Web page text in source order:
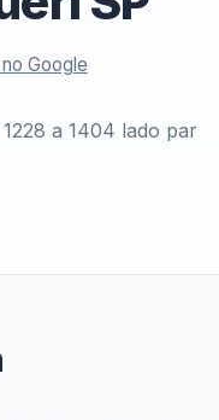
Google
a 1404 lado par